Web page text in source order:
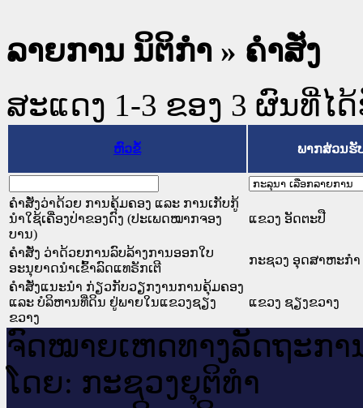
ລາຍການ ນິຕິກໍາ » ຄໍາສັ່ງ
ສະແດງ 1-3 ຂອງ 3 ຜົນທີ່ໄ
ຫົວຂໍ້ ພາກສ່ວນຮັ
ຄຳສັ່ງວ່າດ້ວຍ ການຄຸ້ມຄອງ ແລະ ການເກັບກູ້
ນຳໃຊ້ເຄື່ອງປ່າຂອງດົງ (ປະເພດໝາກຈອງ
ບານ)
ແຂວງ ອັດຕະປື
ຄໍາສັ່ງ ວ່າດ້ວຍການລົບລ້າງການອອກໃບ
ອະນຸຍາດນໍາເຂົ້າລົດແທຣັກເຕີ
ກະຊວງ ອຸດສາຫະກ
ຄຳສັ່ງແນະນຳ ກ່ຽວກັບວຽກງານການຄຸ້ມຄອງ
ແລະ ບໍລິຫານທີ່ດິນ ຢູ່ພາຍໃນແຂວງຊຽງ
ຂວາງ
ແຂວງ ຊຽງຂວາງ
ຈົດ​ໝາຍ​ເຫດ​ທາງ​ລັດ​ຖະ​ກາ
ໂດຍ: ກະ​ຊວງຍຸ​ຕິ​ທຳ